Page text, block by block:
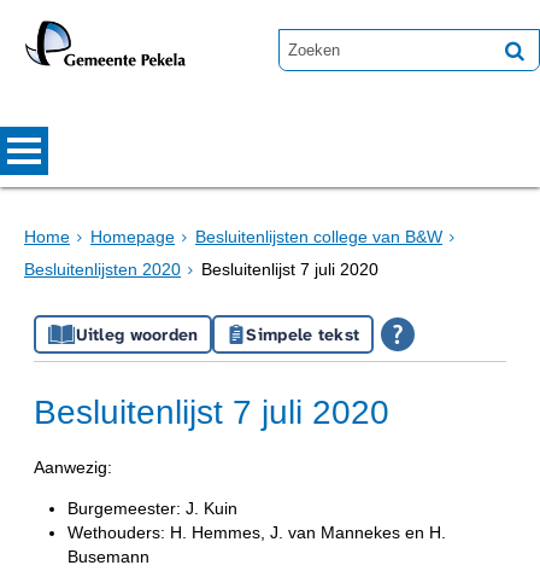
Home Homepage
Besluitenlijsten college van B&W
Besluitenlijsten 2020
Besluitenlijst 7 juli 2020
Uitleg woorden Simpele tekst
Besluitenlijst 7 juli 2020
Aanwezig:
Burgemeester: J. Kuin
Wethouders: H. Hemmes, J. van Mannekes en H.
Busemann